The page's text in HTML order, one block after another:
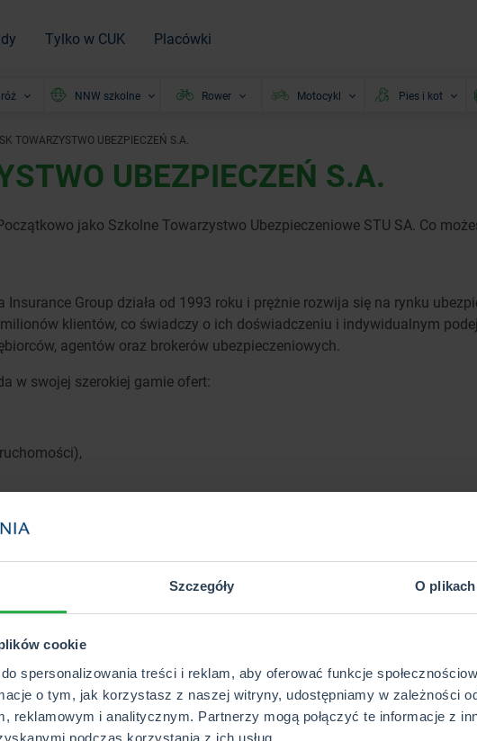
Szczegóły O
cookie
spersonalizowania treści i reklam, aby oferować funkcje
o tym, jak korzystasz z naszej witryny, udostępniamy w zależności
reklamowym i analitycznym. Partnerzy mogą połączyć te informacje z
podczas korzystania z ich usług.
Tylko w CUK Placówki
NNW szkolne Rower Motocykl Pies i kot
TOWARZYSTWO UBEZPIECZEŃ S.A.
UBEZPIECZEŃ S.A.
jako Szkolne Towarzystwo Ubezpieczeniowe STU SA. Co
Group działa od 1993 roku i prężnie rozwija się na rynku
klientów, co świadczy o ich doświadczeniu i indywidualnym
agentów oraz brokerów ubezpieczeniowych.
w swojej szerokiej gamie ofert:
zakresie ochrony pojedyncze ryzyka, jak i całe pakiety ochronne. Poza
szkoły, uczelnie, korporacje, całe grupy pracownicze czy jednostki
ubezpieczeniowych należących do Grupy Vienna Insurance
Group przejął wszystkie prawa i obowiązki PZM TU SA Vienna
Pobierz pełnomocnictwo